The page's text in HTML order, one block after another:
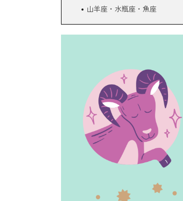
山羊座・水瓶座・魚座